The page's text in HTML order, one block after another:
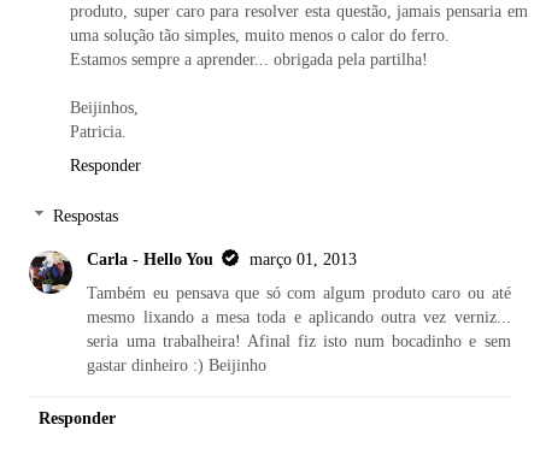
produto, super caro para resolver esta questão, jamais pensaria em
uma solução tão simples, muito menos o calor do ferro.
Estamos sempre a aprender... obrigada pela partilha!
Beijinhos,
Patricia.
Responder
Respostas
Carla - Hello You
março 01, 2013
Também eu pensava que só com algum produto caro ou até
mesmo lixando a mesa toda e aplicando outra vez verniz...
seria uma trabalheira! Afinal fiz isto num bocadinho e sem
gastar dinheiro :) Beijinho
Responder